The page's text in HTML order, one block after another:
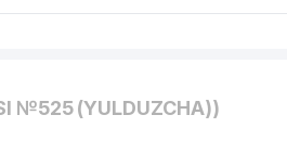
№525 (YULDUZCHA))